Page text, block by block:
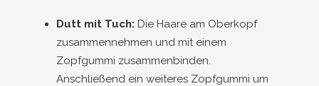
Dutt mit Tuch: Die Haare am Oberkopf
zusammennehmen und mit einem
Zopfgummi zusammenbinden.
Anschließend ein weiteres Zopfgummi um